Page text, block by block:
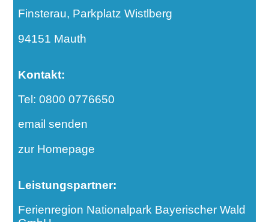
Finsterau, Parkplatz Wistlberg
94151 Mauth
Kontakt:
Tel: 0800 0776650
email senden
zur Homepage
Leistungspartner:
Ferienregion Nationalpark Bayerischer Wald